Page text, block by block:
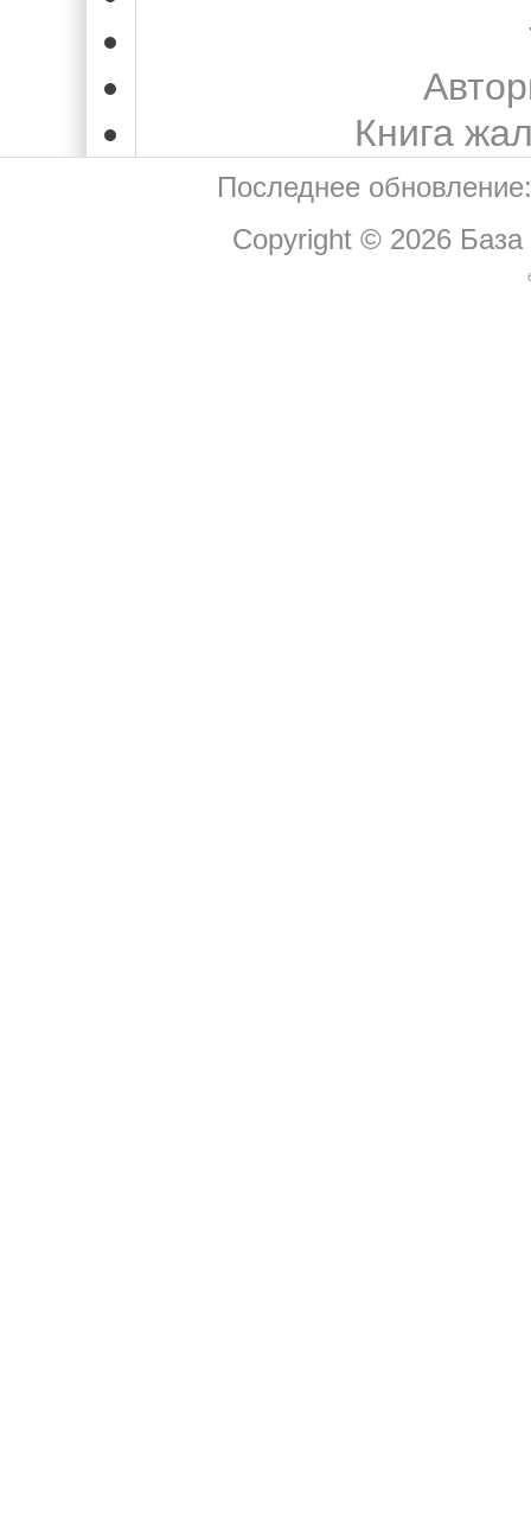
Книга
Последнее
Copyright © 2026 База